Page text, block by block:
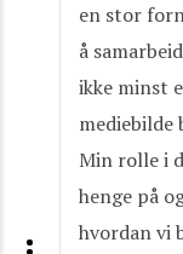
en stor
å
ikke minst
Min rolle i
henge på
hvordan vi